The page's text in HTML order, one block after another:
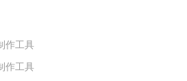
作工具
作工具